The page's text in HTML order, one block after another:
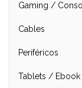
Gaming /
Cables
Periféricos
Tablets / Ebook